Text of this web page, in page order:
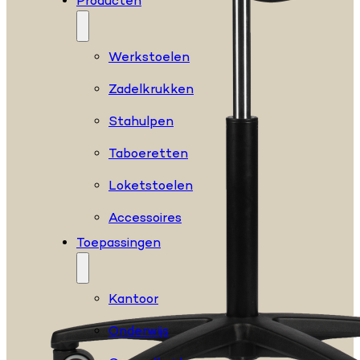
Werkstoelen
Zadelkrukken
Stahulpen
Taboeretten
Loketstoelen
Accessoires
Toepassingen
Kantoor
Onderwijs